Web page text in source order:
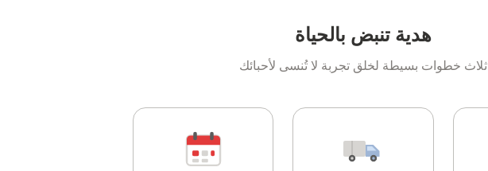
هدية تنبض بالحياة
ثلاث خطوات بسيطة لخلق تجربة لا تُنسى لأحبائك